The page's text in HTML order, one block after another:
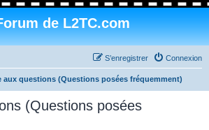
de L2TC.com
Connexion
S’enregistrer
aux questions (Questions posées fréquemment)
(Questions posées